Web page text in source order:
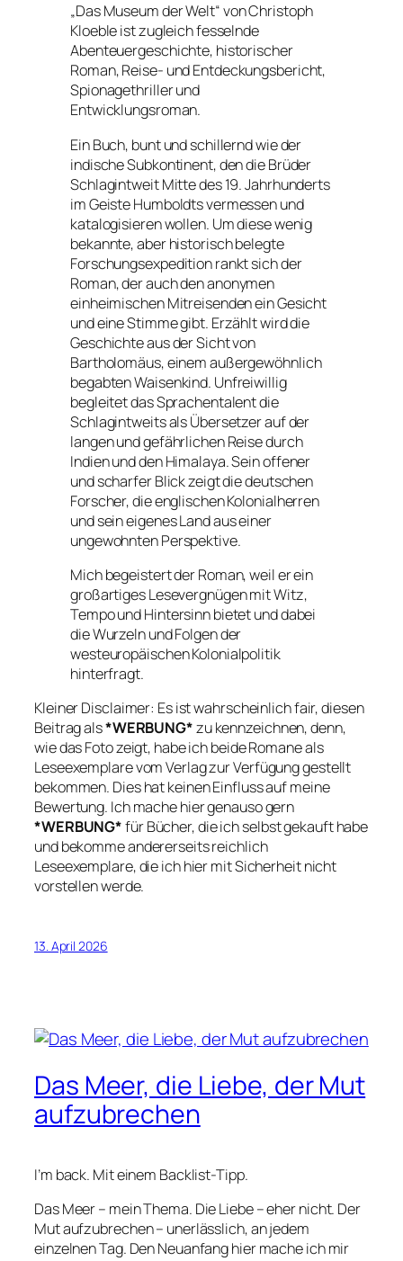
„Das Museum der Welt“ von Christoph
Kloeble ist zugleich fesselnde
Abenteuergeschichte, historischer
Roman, Reise- und Entdeckungsbericht,
Spionagethriller und
Entwicklungsroman.
Ein Buch, bunt und schillernd wie der
indische Subkontinent, den die Brüder
Schlagintweit Mitte des 19. Jahrhunderts
im Geiste Humboldts vermessen und
katalogisieren wollen. Um diese wenig
bekannte, aber historisch belegte
Forschungsexpedition rankt sich der
Roman, der auch den anonymen
einheimischen Mitreisenden ein Gesicht
und eine Stimme gibt. Erzählt wird die
Geschichte aus der Sicht von
Bartholomäus, einem außergewöhnlich
begabten Waisenkind. Unfreiwillig
begleitet das Sprachentalent die
Schlagintweits als Übersetzer auf der
langen und gefährlichen Reise durch
Indien und den Himalaya. Sein offener
und scharfer Blick zeigt die deutschen
Forscher, die englischen Kolonialherren
und sein eigenes Land aus einer
ungewohnten Perspektive.
Mich begeistert der Roman, weil er ein
großartiges Lesevergnügen mit Witz,
Tempo und Hintersinn bietet und dabei
die Wurzeln und Folgen der
westeuropäischen Kolonialpolitik
hinterfragt.
Kleiner Disclaimer: Es ist wahrscheinlich fair, diesen
Beitrag als*WERBUNG*zu kennzeichnen, denn,
wie das Foto zeigt, habe ich beide Romane als
Leseexemplare vom Verlag zur Verfügung gestellt
bekommen. Dies hat keinen Einfluss auf meine
Bewertung. Ich mache hier genauso gern
*WERBUNG*für Bücher, die ich selbst gekauft habe
und bekomme andererseits reichlich
Leseexemplare, die ich hier mit Sicherheit nicht
vorstellen werde.
13. April 2026
Das Meer, die Liebe, der Mut
aufzubrechen
I’m back. Mit einem Backlist-Tipp.
Das Meer – mein Thema. Die Liebe – eher nicht. Der
Mut aufzubrechen – unerlässlich, an jedem
einzelnen Tag. Den Neuanfang hier mache ich mir